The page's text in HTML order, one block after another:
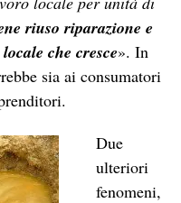
riuso riparazione e
che cresce». In
sia ai consumatori
Due
ulteriori
fenomeni,